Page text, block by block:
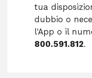
tua
dubbio o
l'App o il
800.591.812.